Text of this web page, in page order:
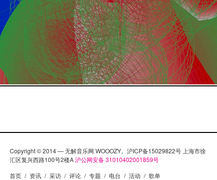
Copyright © 2014 — 无解音乐网 WOOOZY。沪ICP备15029822号 上海市徐
汇区复兴西路100号2楼A沪公网安备 31010402001859号
首页 / 资讯 / 采访 / 评论 / 专题 / 电台 / 活动 / 歌单